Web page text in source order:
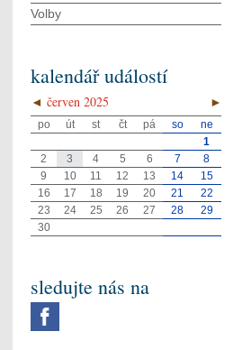
Volby
kalendář událostí
◄ ►
červen 2025
po út st čt pá so
ne
1
2
3 4 5 6 7
8
9
10 11 12 13 14
15
16
17 18 19 20 21
22
23
24 25 26 27 28
29
30
sledujte nás na